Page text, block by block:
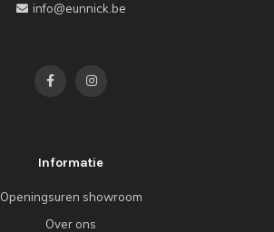
info@eunnick.be
Informatie
Openingsuren showroom
Over ons